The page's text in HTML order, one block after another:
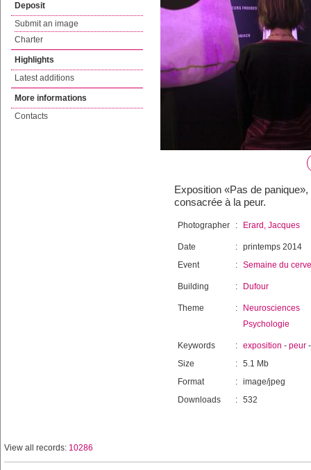
Deposit
Submit an image
Charter
Highlights
Latest additions
More informations
Contacts
Exposition «Pas de
consacrée à la peur.
Photographer : Erard, Jacques
Date : printemps 2014
Event
: Semaine du
Building : Dufour
Theme :
Neurosciences
Psychologie
Keywords : exposition - peur
Size
: 5.1 Mb
Format
: image/jpeg
Downloads
: 532
View all records: 10286